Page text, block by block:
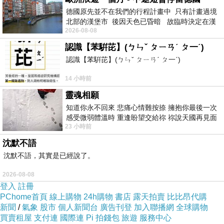
下一篇：第2萬次的斷捨離
德國原先並不在我們的行程計畫中 只有計畫過境
北部的漢堡市 後因天色已昏暗 故臨時決定在漢
堡市吃晚餐和過夜
2026-08-08
認識【苯騈芘】(ㄅㄣˇ ㄆㄧㄢˊ ㄆ一ˊ)
認識【苯騈芘】(ㄅㄣˇ ㄆㄧㄢˊ ㄆ一ˊ)
14 小時前
靈魂相願
知道你永不回來 悲痛心情難按捺 擁抱你最後一次
感受微弱體溫時 重逢盼望交給祢 祢說天國再見面
此刻忍淚說別離 他日靈魂再
23 小時前
沈默不語
沈默不語，其實是已經說了。
2026-08-08
登入 註冊
PChome首頁 線上購物 24h購物 書店 露天拍賣 比比昂代購
新聞 /氣象 股市 個人新聞台 廣告刊登 加入聯播網 全球購物
買賣租屋 支付連 國際連 Pi 拍錢包 旅遊 服務中心